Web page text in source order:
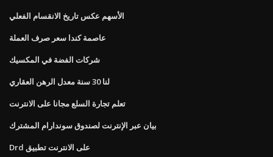
الأسهم عكس تاريخ الانقسام الفعلي
عاصمة كندا سعر صرف العملة
شركات الفضة في المكسيك
لنا 30 سنة معدل الرهن العقاري
تعلم تجارة السلع مجانا على الانترنت
بيان عبر الإنترنت لصندوق سوندارام المشترك
Drd على الانترنت تطبيق